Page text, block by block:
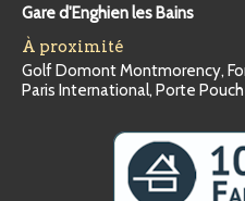
Gare d'Enghien les Bains
À proximité
Golf Domont Montmorency,
Paris International, Porte